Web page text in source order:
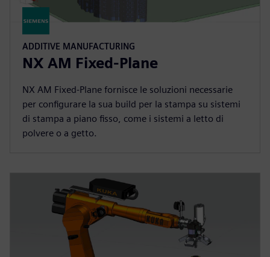
ADDITIVE MANUFACTURING
NX AM Fixed-Plane
NX AM Fixed-Plane fornisce le soluzioni necessarie
per configurare la sua build per la stampa su sistemi
di stampa a piano fisso, come i sistemi a letto di
polvere o a getto.